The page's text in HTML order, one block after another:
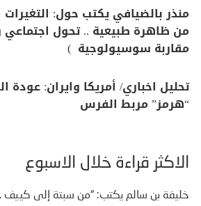
منذر بالضيافي يكتب حول: التغيرات
من ظاهرة طبيعية .. تحول
مقاربة سوسيولوجية )
تحليل اخباري/ أمريكا وايران: عودة
“هرمز” مربط الفرس
الأكثر قراءة خلال الأسبوع
خليفة بن سالم يكتب: “من سبتة إلى كييف